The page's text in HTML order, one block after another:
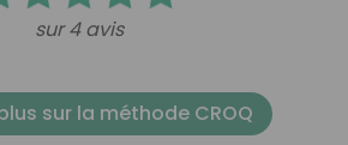
sur 4 avis
sur la méthode CROQ